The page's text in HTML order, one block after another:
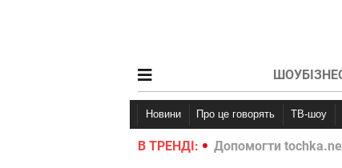
Новини Про це говорять ТВ-шоу
В ТРЕНДІ:
Війна в Україні 2022 Допомогти